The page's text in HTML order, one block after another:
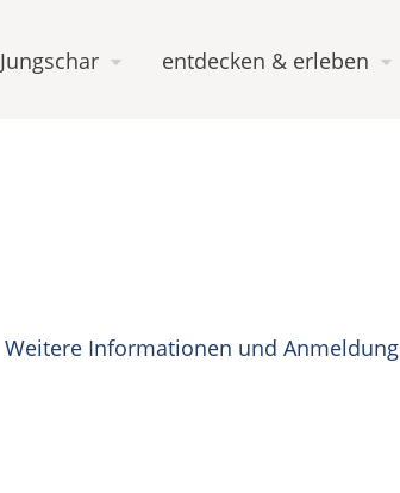
Jungschar entdecken & erleben
Weitere Informationen und Anmeldung